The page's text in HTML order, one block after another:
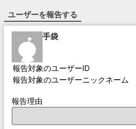
ユーザーを報告する
手袋
報告対象のユーザーID
報告対象のユーザーニックネーム
報告理由